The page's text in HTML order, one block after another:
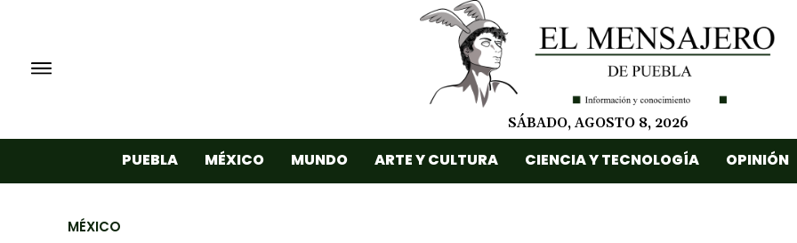
SÁBADO, AGOSTO 8, 2026
PUEBLA MÉXICO MUNDO ARTE Y CULTURA CIENCIA Y TECNOLOGÍA OPINIÓN
MÉXICO